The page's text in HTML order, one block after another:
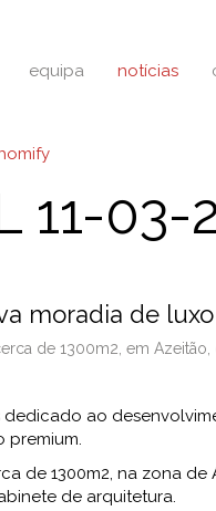
equipa notícias
11-03-
moradia de
de 1300m2, em Azeitão,
ao
premium.
de 1300m2, na zona
de arquitetura.